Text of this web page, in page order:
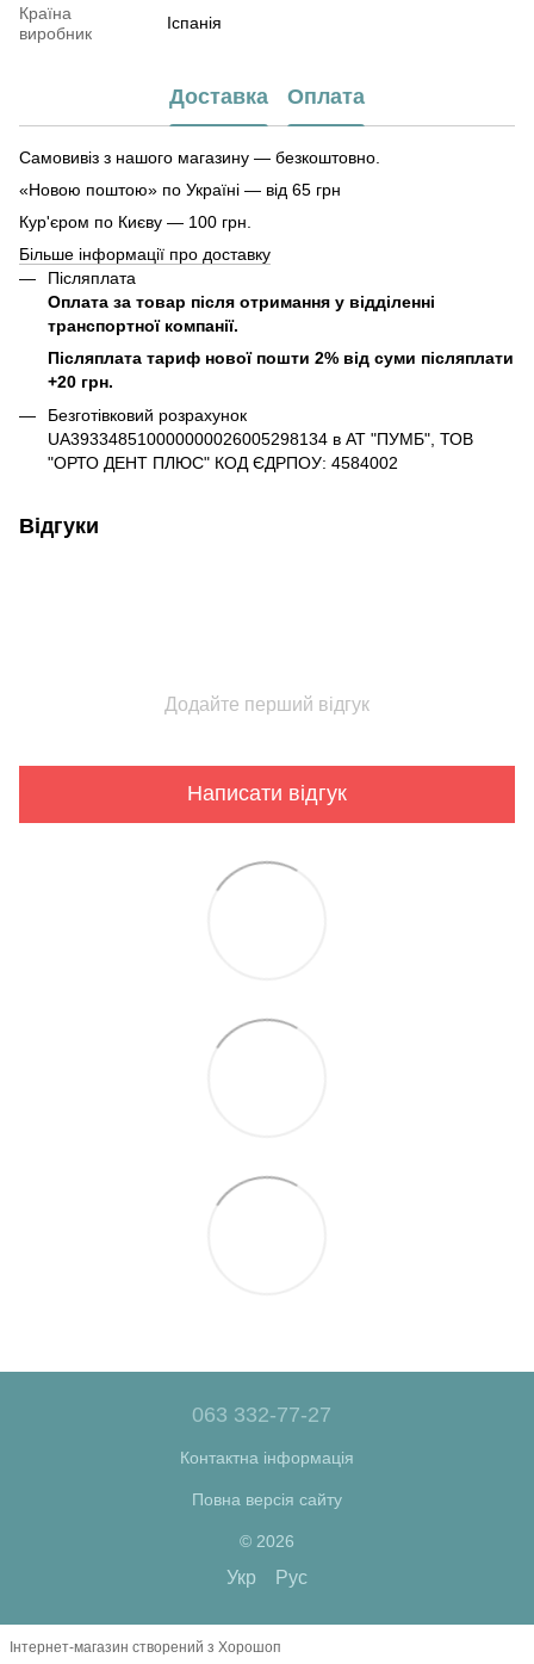
Країна
виробник
Іспанія
Доставка Оплата
Самовивіз з нашого магазину — безкоштовно.
«Новою поштою» по Україні — від 65 грн
Кур'єром по Києву — 100 грн.
Більше інформації про доставку
Післяплата
Оплата за товар після отримання у відділенні
транспортної компанії.
Післяплата тариф нової пошти 2% від суми післяплати
+20 грн.
Безготівковий розрахунок
UA393348510000000026005298134 в АТ "ПУМБ", ТОВ
"ОРТО ДЕНТ ПЛЮС" КОД ЄДРПОУ: 4584002
Відгуки
Додайте перший відгук
Написати відгук
063 332-77-27
Контактна інформація
Повна версія сайту
© 2026
Укр Рус
Інтернет-магазин створений з Хорошоп